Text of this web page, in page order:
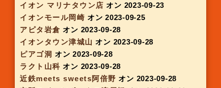
イオンモール明和オン 2023-08-24
京阪スイーツボックス ルクアB1オン 2023-08-24
イオンモール洛南オン 2023-08-24
アルプラザ栗東オン 2023-08-24
ゆめタウン広島オン 2023-08-25
イオン三好 オン 2023-08-28
大阪モノレール 千里中央オン 2023-08-30